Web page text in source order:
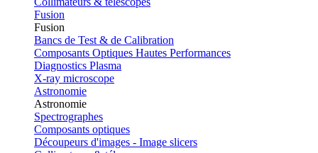
Fusion
Fusion
Bancs de Test & de Calibration
Composants Optiques Hautes Performances
Diagnostics Plasma
X-ray microscope
Astronomie
Astronomie
Spectrographes
Composants optiques
Découpeurs d'images - Image slicers